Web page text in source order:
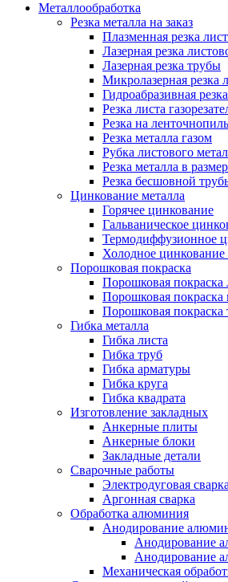
Металлообработка
Резка металла на заказ
Плазменная резка
Лазерная резка
Лазерная резка трубы
Микролазерная резка
Гидроабразивная
Резка листа
Резка на
Резка металла газом
Рубка листового
Резка металла в
Резка бесшовной
Цинкование металла
Горячее цинкование
Гальваническое
Термодиффузионное
Холодное цинкование
Порошковая покраска
Порошковая покраска
Порошковая покраска
Порошковая покраска
Гибка металла
Гибка листа
Гибка труб
Гибка арматуры
Гибка круга
Гибка квадрата
Изготовление закладных
Анкерные плиты
Анкерные блоки
Закладные детали
Сварочные работы
Электродуговая сварка
Аргонная сварка
Обработка алюминия
Анодирование
Анодирование
Анодирование
Механическая